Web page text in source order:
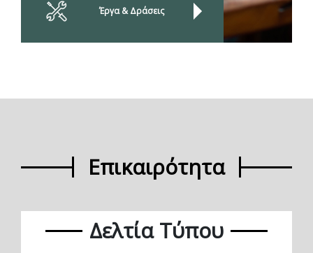
Έργα & Δράσεις
Επικαιρότητα
Δελτία Τύπου